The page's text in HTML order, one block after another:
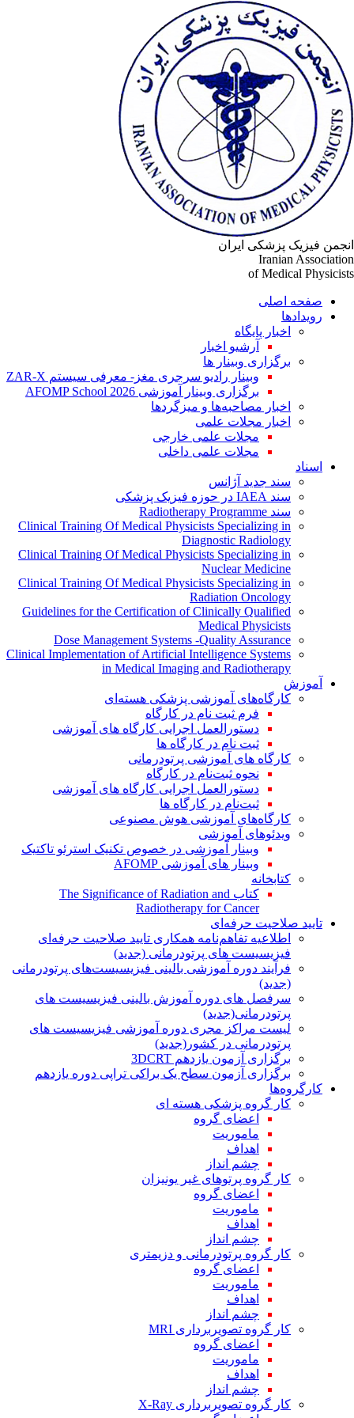
فیزیک پزشکی ایران
Iranian
of Medical
صفحه اصلی
رویدادها
اخبار پایگاه
آرشیو اخبار
برگزاری وبینار ها
وبینار رادیو سرجری مغز- معرفی سیستم ZAR-X
برگزاری وبینار آموزشی AFOMP School 2026
اخبار مصاحبه‌ها و میزگردها
اخبار مجلات علمی
مجلات علمی خارجی
مجلات علمی داخلی
اسناد
سند جدید آژانس
سند IAEA در حوزه فیزیک پزشکی
سند Radiotherapy Programme
Clinical Training Of Medical Physicists Specializing in
Diagnostic Radiology
Clinical Training Of Medical Physicists Specializing in
Nuclear Medicine
Clinical Training Of Medical Physicists Specializing in
Radiation Oncology
Guidelines for the Certification of Clinically Qualified
Medical Physicists
Dose Management Systems -Quality Assurance
Clinical Implementation of Artificial Intelligence Systems
in Medical Imaging and Radiotherapy
آموزش
کارگاه‌های آموزشی پزشکی هسته‌ای
فرم ثبت نام در کارگاه
دستورالعمل اجرایی کارگاه های آموزشی
ثبت نام در کارگاه ها
کارگاه های آموزشی پرتودرمانی
نحوه ثبت‌نام در کارگاه
دستورالعمل اجرایی کارگاه های آموزشی
ثبت‌نام در کارگاه ها
کارگاه‌های آموزشی هوش مصنوعی
ویدئوهای آموزشی
وبینار آموزشی در خصوص تکنیک استرئو تاکتیک
وبینار های آموزشی AFOMP
کتابخانه
کتاب The Significance of Radiation and
Radiotherapy for Cancer
تایید صلاحیت حرفه‌ای
اطلاعیه تفاهم‌نامه همکاری تایید صلاحیت حرفه‌ای
فیزیسیست های پرتودرمانی (جدید)
فرآیند دوره آموزشی بالینی فیزیسیست‌های پرتودرمانی
(جدید)
سرفصل های دوره آموزش بالینی فیزیسیست های
پرتودرمانی(جدید)
لیست مراکز مجری دوره آموزشی فیزیسیست های
پرتودرمانی در کشور(جدید)
برگزاری آزمون یازدهم 3DCRT
برگزاری آزمون سطح یک براکی تراپی دوره یازدهم
کارگروه‌ها
کار گروه پزشکی هسته ای
اعضای گروه
ماموریت
اهداف
چشم انداز
کار گروه پرتوهای غیر یونیزان
اعضای گروه
ماموریت
اهداف
چشم انداز
کار گروه پرتودرمانی و دزیمتری
اعضای گروه
ماموریت
اهداف
چشم انداز
کار گروه تصویربرداری MRI
اعضای گروه
ماموریت
اهداف
چشم انداز
کار گروه تصویربرداری X-Ray